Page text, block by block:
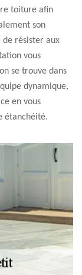
toiture afin
son
résister aux
vous
se trouve dans
dynamique,
en vous
étanchéité.